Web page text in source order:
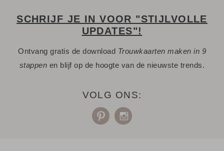
SCHRIJF JE IN VOOR "STIJLVOLLE
UPDATES"!
Ontvang gratis de download Trouwkaarten maken in 9
stappen en blijf op de hoogte van de nieuwste trends.
VOLG ONS: